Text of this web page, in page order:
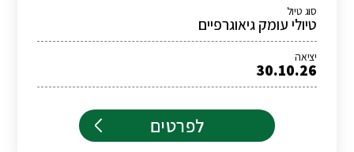
סוג טיול
טיולי עומק גיאוגרפיים
יציאה
30.10.26
לפרטים